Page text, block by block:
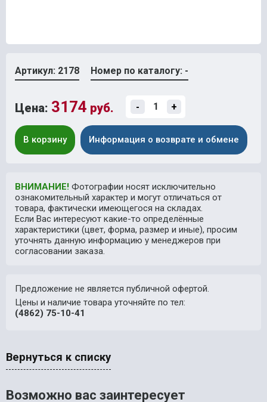
Артикул: 2178 Номер по каталогу: -
Цена: 3174 руб. - +
В корзину Информация о возврате и обмене
ВНИМАНИЕ! Фотографии носят исключительно
ознакомительный характер и могут отличаться от
товара, фактически имеющегося на складах.
Если Вас интересуют какие-то определённые
характеристики (цвет, форма, размер и иные), просим
уточнять данную информацию у менеджеров при
согласовании заказа.
Предложение не является публичной офертой.
Цены и наличие товара уточняйте по тел:
(4862) 75-10-41
Вернуться к списку
Возможно вас заинтересует